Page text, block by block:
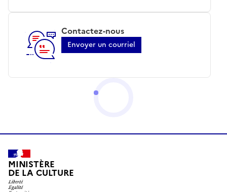
Contactez-nous
Envoyer un courriel
MINISTÈRE
DE LA CULTURE